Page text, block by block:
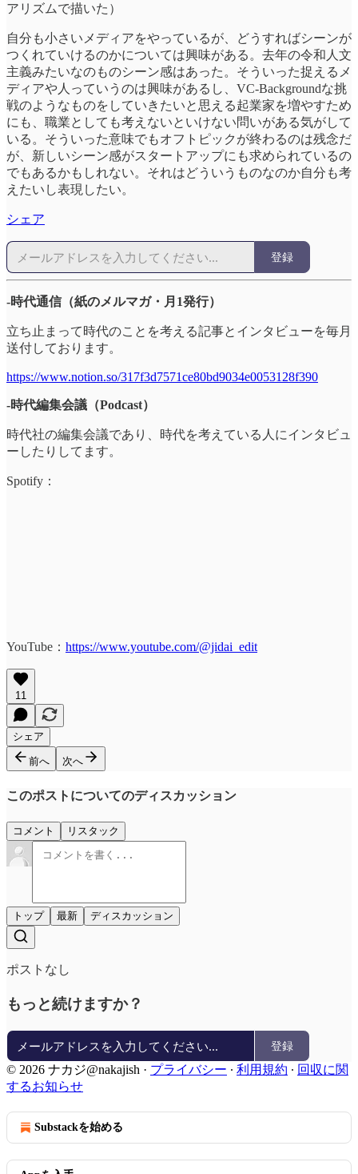
アリズムで描いた）
自分も小さいメディアをやっているが、どうすればシーンが
つくれていけるのかについては興味がある。去年の令和人文
主義みたいなのものシーン感はあった。そういった捉えるメ
ディアや人っていうのは興味があるし、VC-Backgroundな挑
戦のようなものをしていきたいと思える起業家を増やすため
にも、職業としても考えないといけない問いがある気がして
いる。そういった意味でもオフトピックが終わるのは残念だ
が、新しいシーン感がスタートアップにも求められているの
でもあるかもしれない。それはどういうものなのか自分も考
えたいし表現したい。
シェア
登録
-時代通信（紙のメルマガ・月1発行）
立ち止まって時代のことを考える記事とインタビューを毎月
送付しております。
https://www.notion.so/317f3d7571ce80bd9034e0053128f390
-時代編集会議（Podcast）
時代社の編集会議であり、時代を考えている人にインタビュ
ーしたりしてます。
Spotify：
YouTube： https://www.youtube.com/@jidai_edit
11
シェア
前へ 次へ
このポストについてのディスカッション
コメント リスタック
トップ 最新 ディスカッション
ポストなし
もっと続けますか？
登録
© 2026 ナカジ@nakajish · プライバシー ∙ 利用規約 ∙ 回収に関
するお知らせ
Substackを始める